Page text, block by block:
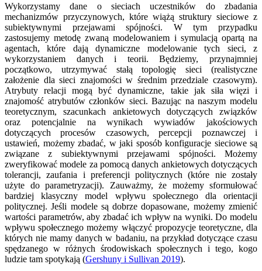
Wykorzystamy dane o sieciach uczestników do zbadania
mechanizmów przyczynowych, które wiążą struktury sieciowe z
subiektywnymi przejawami spójności. W tym przypadku
zastosujemy metodę zwaną modelowaniem i symulacją opartą na
agentach, które dają dynamiczne modelowanie tych sieci, z
wykorzystaniem danych i teorii. Będziemy, przynajmniej
początkowo, utrzymywać stałą topologię sieci (realistyczne
założenie dla sieci znajomości w średnim przedziale czasowym).
Atrybuty relacji mogą być dynamiczne, takie jak siła więzi i
znajomość atrybutów członków sieci. Bazując na naszym modelu
teoretycznym, szacunkach ankietowych dotyczących związków
oraz potencjalnie na wynikach wywiadów jakościowych
dotyczących procesów czasowych, percepcji poznawczej i
ustawień, możemy zbadać, w jaki sposób konfiguracje sieciowe są
związane z subiektywnymi przejawami spójności. Możemy
zweryfikować modele za pomocą danych ankietowych dotyczących
tolerancji, zaufania i preferencji politycznych (które nie zostały
użyte do parametryzacji). Zauważmy, że możemy sformułować
bardziej klasyczny model wpływu społecznego dla orientacji
politycznej. Jeśli modele są dobrze dopasowane, możemy zmienić
wartości parametrów, aby zbadać ich wpływ na wyniki. Do modelu
wpływu społecznego możemy włączyć propozycje teoretyczne, dla
których nie mamy danych w badaniu, na przykład dotyczące czasu
spędzanego w różnych środowiskach społecznych i tego, kogo
ludzie tam spotykają (Gershuny i Sullivan 2019).